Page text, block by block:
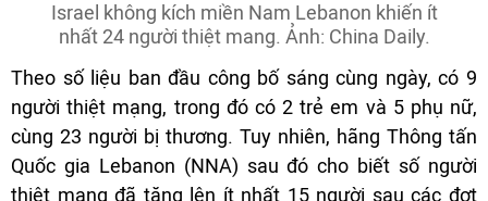
Israel không kích miền Nam Lebanon khiến ít
nhất 24 người thiệt mang. Ảnh: China Daily.
Theo số liệu ban đầu công bố sáng cùng ngày, có 9
người thiệt mạng, trong đó có 2 trẻ em và 5 phụ nữ,
cùng 23 người bị thương. Tuy nhiên, hãng Thông tấn
Quốc gia Lebanon (NNA) sau đó cho biết số người
thiệt mạng đã tăng lên ít nhất 15 người sau các đợt